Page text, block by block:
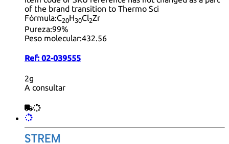
of the brand transition to Thermo Sci
Fórmula:C20H30Cl2Zr
Pureza:99%
Peso molecular:432.56
Ref: 02-039555
2g
A consultar